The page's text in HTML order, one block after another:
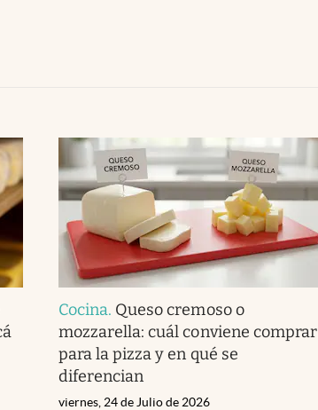
Cocina. Queso cremoso o
mozzarella: cuál conviene comprar
para la pizza y en qué se
diferencian
viernes, 24 de Julio de 2026